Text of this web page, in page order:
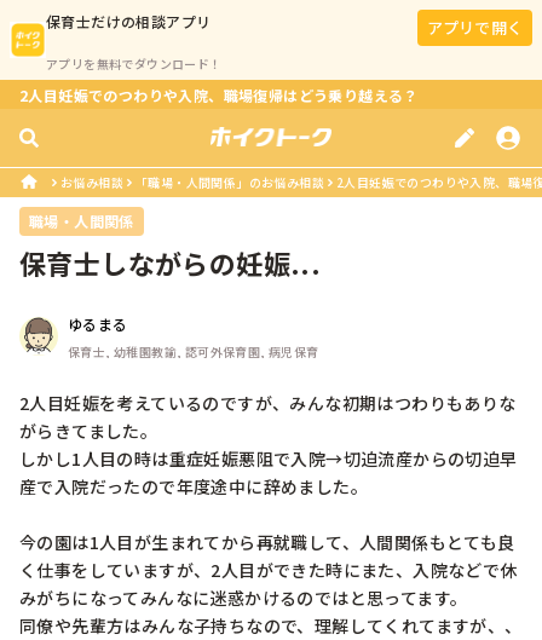
保育士だけの相談アプリ
アプリを無料でダウンロード！
アプリで開く
2人目妊娠でのつわりや入院、職場復帰はどう乗り越える？
お悩み相談 「職場・人間関係」のお悩み相談 2人目妊娠でのつわりや入院、職場
職場・人間関係
保育士しながらの妊娠...
ゆるまる
保育士, 幼稚園教諭, 認可外保育園, 病児保育
2人目妊娠を考えているのですが、みんな初期はつわりもありな
がらきてました。
しかし1人目の時は重症妊娠悪阻で入院→切迫流産からの切迫早
産で入院だったので年度途中に辞めました。
今の園は1人目が生まれてから再就職して、人間関係もとても良
く仕事をしていますが、2人目ができた時にまた、入院などで休
みがちになってみんなに迷惑かけるのではと思ってます。
同僚や先輩方はみんな子持ちなので、理解してくれてますが、、